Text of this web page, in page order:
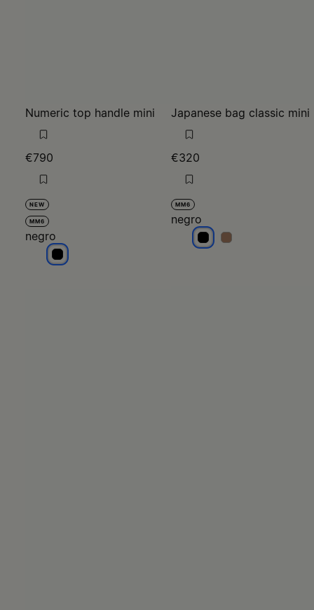
Numeric top handle mini
€790
NEW
MM6
negro
negro
Japanese bag classic mini
€320
MM6
negro
negronegro